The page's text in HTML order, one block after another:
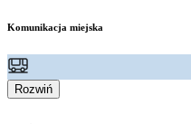
Komunikacja miejska
Rozwiń